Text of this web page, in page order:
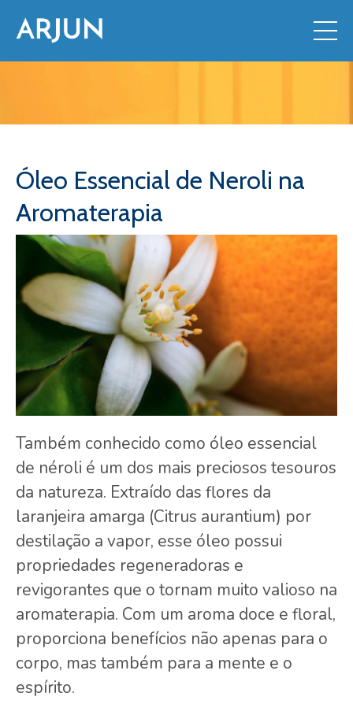
Óleo Essencial de Neroli na
Aromaterapia
Também conhecido como óleo essencial
de néroli é um dos mais preciosos tesouros
da natureza. Extraído das flores da
laranjeira amarga (Citrus aurantium) por
destilação a vapor, esse óleo possui
propriedades regeneradoras e
revigorantes que o tornam muito valioso na
aromaterapia. Com um aroma doce e floral,
proporciona benefícios não apenas para o
corpo, mas também para a mente e o
espírito.